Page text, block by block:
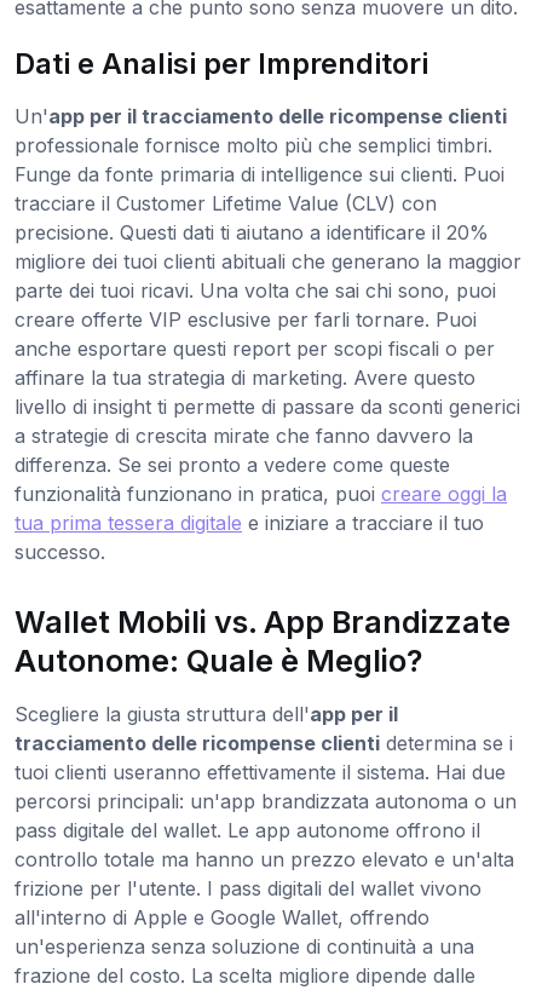
esattamente a che punto sono senza muovere un dito.
Dati e Analisi per Imprenditori
Un'app per il tracciamento delle ricompense clienti
professionale fornisce molto più che semplici timbri.
Funge da fonte primaria di intelligence sui clienti. Puoi
tracciare il Customer Lifetime Value (CLV) con
precisione. Questi dati ti aiutano a identificare il 20%
migliore dei tuoi clienti abituali che generano la maggior
parte dei tuoi ricavi. Una volta che sai chi sono, puoi
creare offerte VIP esclusive per farli tornare. Puoi
anche esportare questi report per scopi fiscali o per
affinare la tua strategia di marketing. Avere questo
livello di insight ti permette di passare da sconti generici
a strategie di crescita mirate che fanno davvero la
differenza. Se sei pronto a vedere come queste
funzionalità funzionano in pratica, puoi creare oggi la
tua prima tessera digitale e iniziare a tracciare il tuo
successo.
Wallet Mobili vs. App Brandizzate
Autonome: Quale è Meglio?
Scegliere la giusta struttura dell'app per il
tracciamento delle ricompense clienti determina se i
tuoi clienti useranno effettivamente il sistema. Hai due
percorsi principali: un'app brandizzata autonoma o un
pass digitale del wallet. Le app autonome offrono il
controllo totale ma hanno un prezzo elevato e un'alta
frizione per l'utente. I pass digitali del wallet vivono
all'interno di Apple e Google Wallet, offrendo
un'esperienza senza soluzione di continuità a una
frazione del costo. La scelta migliore dipende dalle